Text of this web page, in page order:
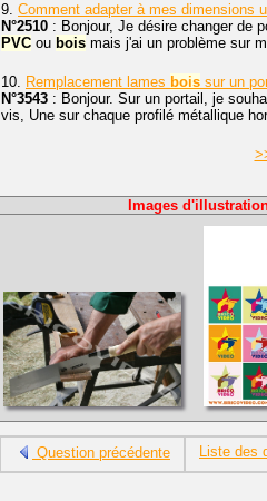
9. Comment adapter à mes dimensions
N°2510 : Bonjour, Je désire changer de
PVC ou bois mais j'ai un problème sur
10. Remplacement lames bois sur un
N°3543 : Bonjour. Sur un portail, je
vis, Une sur chaque profilé métallique
Images
Question précédente Liste des